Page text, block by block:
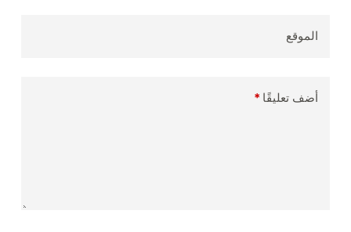
الموقع
أضف تعليقًا *